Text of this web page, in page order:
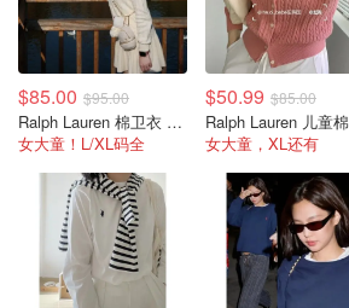
$85.00 $95.00
Ralph Lauren 棉卫衣 连帽拉链
女大童！L/XL码全
$50.99 $85.00
女大童，XL还有